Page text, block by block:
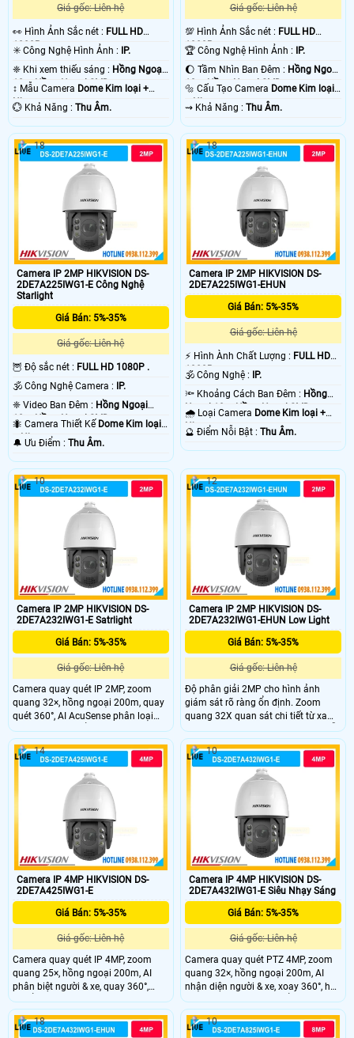
Giá gốc: Liên hệ
️👀 Hình Ảnh Sắc nét : FULL HD
1080P .
✳️ Công Nghệ Hình Ảnh :
IP.
❈ Khi xem thiếu sáng : Hồng Ngoại
10m Hồng Ngoại SMD.
↕️ Mẫu Camera Dome Kim loại +
Nhựa.
️💮 Khả Năng : Thu Âm.
Giá gốc: Liên hệ
💯 Hình Ảnh Sắc nét : FULL HD
1080P .
🏆 Công Nghệ Hình Ảnh :
IP.
🌔 Tầm Nhìn Ban Đêm : Hồng Ngoại
10m Hồng Ngoại SMD.
🔩 Cấu Tạo Camera Dome Kim loại
+ Nhựa.
️⇝ Khả Năng :Thu Âm.
Camera IP 2MP HIKVISION DS-
2DE7A225IWG1-E Công Nghệ
Starlight
Giá Bán: 5%-35%
Giá gốc: Liên hệ
🦉 Độ sắc nét : FULL HD 1080P .
🕉️ Công Nghệ Camera :
IP.
❈ Video Ban Đêm : Hồng Ngoại
10m Hồng Ngoại SMD.
🐜 Camera Thiết Kế Dome Kim loại
+ Nhựa.
️🔔 Ưu Điểm : Thu Âm.
18
Camera IP 2MP HIKVISION DS-
2DE7A225IWG1-EHUN
Giá Bán: 5%-35%
Giá gốc: Liên hệ
️⚡ Hình Ành Chất Lượng : FULL HD
1080P .
🕉️ Công Nghệ :
IP.
🔦 Khoảng Cách Ban Đêm : Hồng
Ngoại 10m Hồng Ngoại SMD.
🌧️ Loại Camera Dome Kim loại +
Nhựa.
️🔮 Điểm Nỗi Bật :Thu Âm.
18
Camera IP 2MP HIKVISION DS-
2DE7A232IWG1-E Satrlight
Giá Bán: 5%-35%
Giá gốc: Liên hệ
Camera quay quét IP 2MP, zoom
quang 32×, hồng ngoại 200m, quay
quét 360°, AI AcuSense phân loại
người và xe, chuẩn bảo vệ IP67,
IK10.
10
Camera IP 2MP HIKVISION DS-
2DE7A232IWG1-EHUN Low Light
Giá Bán: 5%-35%
Giá gốc: Liên hệ
Độ phân giải 2MP cho hình ảnh
giám sát rõ ràng ổn định. Zoom
quang 32X quan sát chi tiết từ xa
khu vực rộng. Hồng ngoại 200m hỗ
trợ quan sát ban đêm hiệu quả cao.
Cảm biến 1/2.8" CMOS cho chất
lượng hình ảnh ổn định. Xoay 360°
PTZ linh hoạt bao quát toàn khu
vực rộng.
12
Camera IP 4MP HIKVISION DS-
2DE7A425IWG1-E
Giá Bán: 5%-35%
Giá gốc: Liên hệ
Camera quay quét IP 4MP, zoom
quang 25×, hồng ngoại 200m, AI
phân biệt người & xe, quay 360°,
chuẩn IP67 ngoài trời.
14
Camera IP 4MP HIKVISION DS-
2DE7A432IWG1-E Siêu Nhạy Sáng
Giá Bán: 5%-35%
Giá gốc: Liên hệ
Camera quay quét PTZ 4MP, zoom
quang 32×, hồng ngoại 200m, AI
nhận diện người & xe, xoay 360°, hỗ
trợ Smart Tracking, chuẩn IP67.
10
18 10